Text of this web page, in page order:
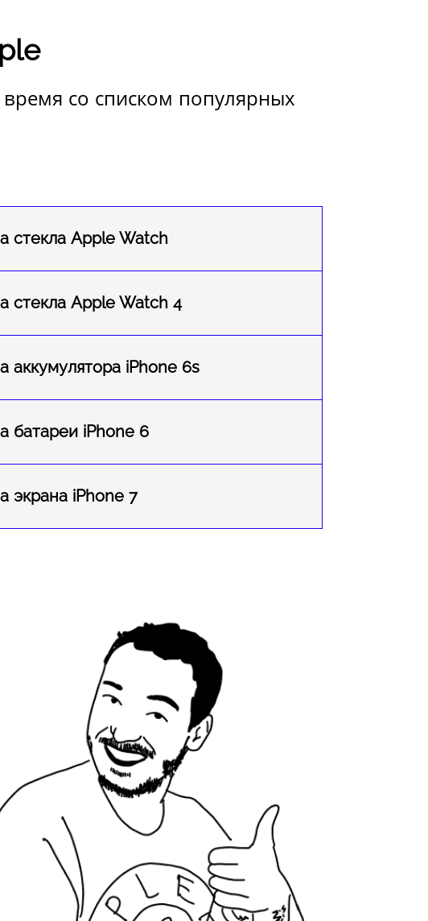
со списком популярных
стекла Apple Watch
стекла Apple Watch 4
аккумулятора iPhone 6s
батареи iPhone 6
экрана iPhone 7